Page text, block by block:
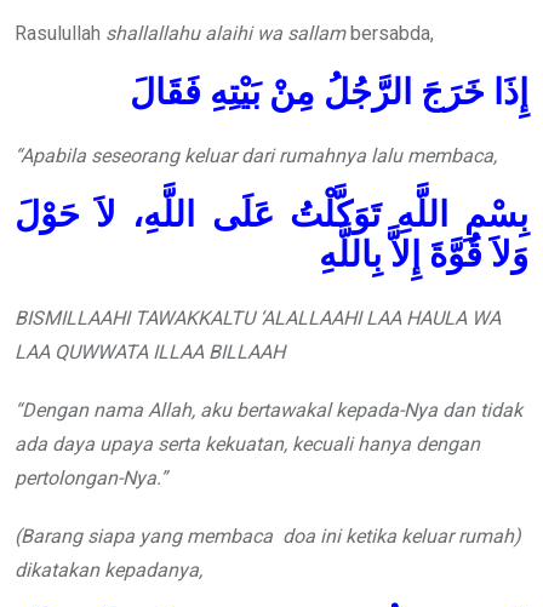
Rasulullah shallallahu alaihi wa sallambersabda,
إِذَا خَرَجَ الرَّجُلُ مِنْ بَيْتِهِ فَقَالَ
“Apabila seseorang keluar dari rumahnya lalu membaca,
بِسْمِ اللَّهِ تَوَكَّلْتُ عَلَى اللَّهِ، لاَ حَوْلَ
وَلاَ قُوَّةَ إِلاَّ بِاللَّهِ
BISMILLAAHI TAWAKKALTU ‘ALALLAAHI LAA HAULA WA
LAA QUWWATA ILLAA BILLAAH
“Dengan nama Allah, aku bertawakal kepada-Nya dan tidak
ada daya upaya serta kekuatan, kecuali hanya dengan
pertolongan-Nya.”
(Barang siapa yang membaca doa ini ketika keluar rumah)
dikatakan kepadanya,